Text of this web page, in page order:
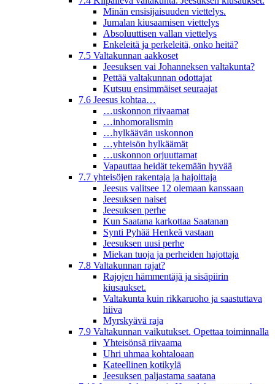
Minän ensisijaisuuden viettelys.
Jumalan kiusaamisen viettelys
Absoluuttisen vallan viettelys
Enkeleitä ja perkeleitä, onko heitä?
7.5 Valtakunnan aakkoset
Jeesuksen vai Johanneksen valtakunta?
Pettää valtakunnan odottajat
Kutsuu ensimmäiset seuraajat
7.6 Jeesus kohtaa…
…uskonnon riivaamat
…inhomoralismin
…hylkäävän uskonnon
…yhteisön hylkäämät
…uskonnon orjuuttamat
Vapauttaa heidät tekemään hyvää
7.7 yhteisöjen rakentaja ja hajoittaja
Jeesus valitsee 12 olemaan kanssaan
Jeesuksen naiset
Jeesuksen perhe
Kun Saatana karkottaa Saatanan
Synti Pyhää Henkeä vastaan
Jeesuksen uusi perhe
Miekan tuoja ja perheiden hajottaja
7.8 Valtakunnan rajat?
Rajojen hämmentäjä ja sisäpiirin
kiusaukset.
Valtakunta kuin rikkaruoho ja saastuttava
hiiva
Myrskyävä raja
7.9 Valtakunnan vaikutukset. Opettaa toiminnalla
Yhteisönsä riivaama
Uhri uhmaa kohtaloaan
Kateellinen kotikylä
Jeesuksen paljastama saatana